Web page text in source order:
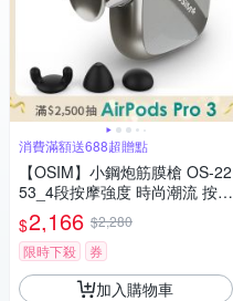
消費滿額送688超贈點
【OSIM】小鋼炮筋膜槍 OS-22
53_4段按摩強度 時尚潮流 按摩
槍 筋膜槍 迷你筋膜槍 隨身筋膜
槍 電動筋膜槍
$2,166 $2,280
限時下殺
券
加入購物車